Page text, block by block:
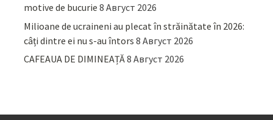
motive de bucurie 8 Август 2026
Milioane de ucraineni au plecat în străinătate în 2026:
câți dintre ei nu s-au întors 8 Август 2026
CAFEAUA DE DIMINEAȚĂ8 Август 2026